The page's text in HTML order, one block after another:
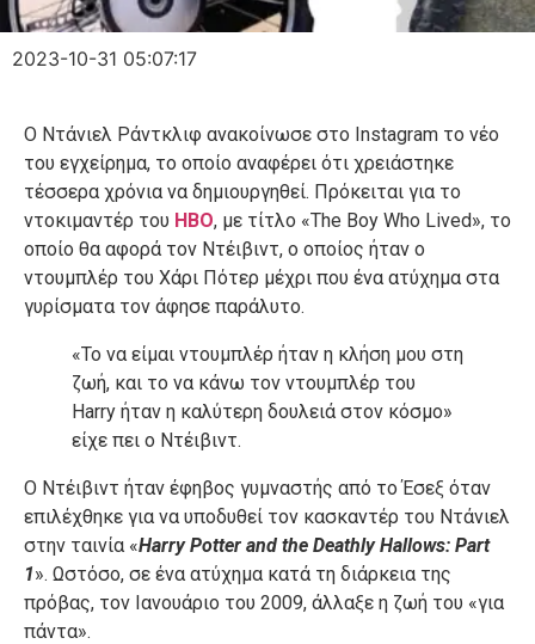
2023-10-31 05:07:17
Ο Ντάνιελ Ράντκλιφ ανακοίνωσε στο Instagram το νέο
του εγχείρημα, το οποίο αναφέρει ότι χρειάστηκε
τέσσερα χρόνια να δημιουργηθεί. Πρόκειται για το
ντοκιμαντέρ του HBO, με τίτλο «The Boy Who Lived», το
οποίο θα αφορά τον Ντέιβιντ, ο οποίος ήταν ο
ντουμπλέρ του Χάρι Πότερ μέχρι που ένα ατύχημα στα
γυρίσματα τον άφησε παράλυτο.
«Το να είμαι ντουμπλέρ ήταν η κλήση μου στη
ζωή, και το να κάνω τον ντουμπλέρ του
Harry ήταν η καλύτερη δουλειά στον κόσμο»
είχε πει ο Ντέιβιντ.
Ο Ντέιβιντ ήταν έφηβος γυμναστής από το Έσεξ όταν
επιλέχθηκε για να υποδυθεί τον κασκαντέρ του Ντάνιελ
στην ταινία «Harry Potter and the Deathly Hallows: Part
1». Ωστόσο, σε ένα ατύχημα κατά τη διάρκεια της
πρόβας, τον Ιανουάριο του 2009, άλλαξε η ζωή του «για
πάντα».